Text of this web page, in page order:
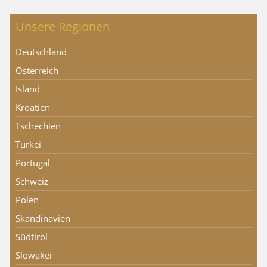
Unsere Regionen
Deutschland
Österreich
Island
Kroatien
Tschechien
Türkei
Portugal
Schweiz
Polen
Skandinavien
Südtirol
Slowakei